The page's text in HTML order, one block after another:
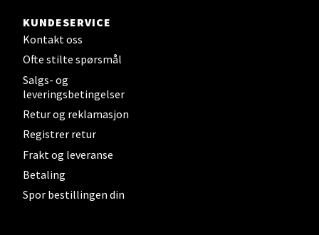
KUNDESERVICE
Kontakt oss
Ofte stilte spørsmål
Salgs- og
leveringsbetingelser
Retur og reklamasjon
Registrer retur
Frakt og leveranse
Betaling
Spor bestillingen din
Bergen - Thon Senter Sartor
Sartorvegen 12, 5353 Straume
Åpent i dag 10-21
0 i butikk